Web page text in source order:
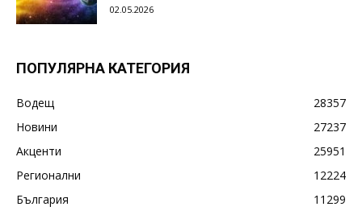
02.05.2026
ПОПУЛЯРНА КАТЕГОРИЯ
Водещ
28357
Новини
27237
Акценти
25951
Регионални
12224
България
11299